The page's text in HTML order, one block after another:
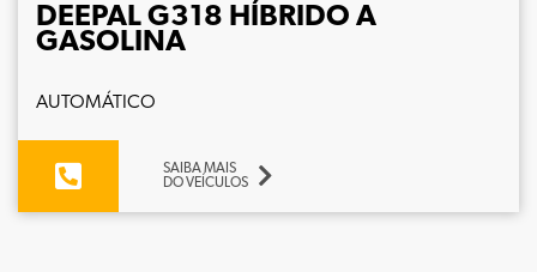
DEEPAL G318 HÍBRIDO A
GASOLINA
AUTOMÁTICO
SAIBA MAIS
DO VEÍCULOS